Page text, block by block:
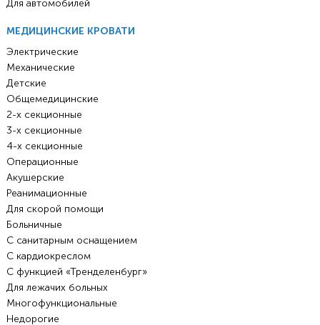
Для автомобилей
МЕДИЦИНСКИЕ КРОВАТИ
Электрические
Механические
Детские
Общемедицинские
2-х секционные
3-х секционные
4-х секционные
Операционные
Акушерские
Реанимационные
Для скорой помощи
Больничные
С санитарным оснащением
С кардиокреслом
С функцией «Тренделенбург»
Для лежачих больных
Многофункциональные
Недорогие